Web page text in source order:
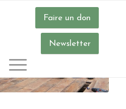
Faire un don
Newsletter